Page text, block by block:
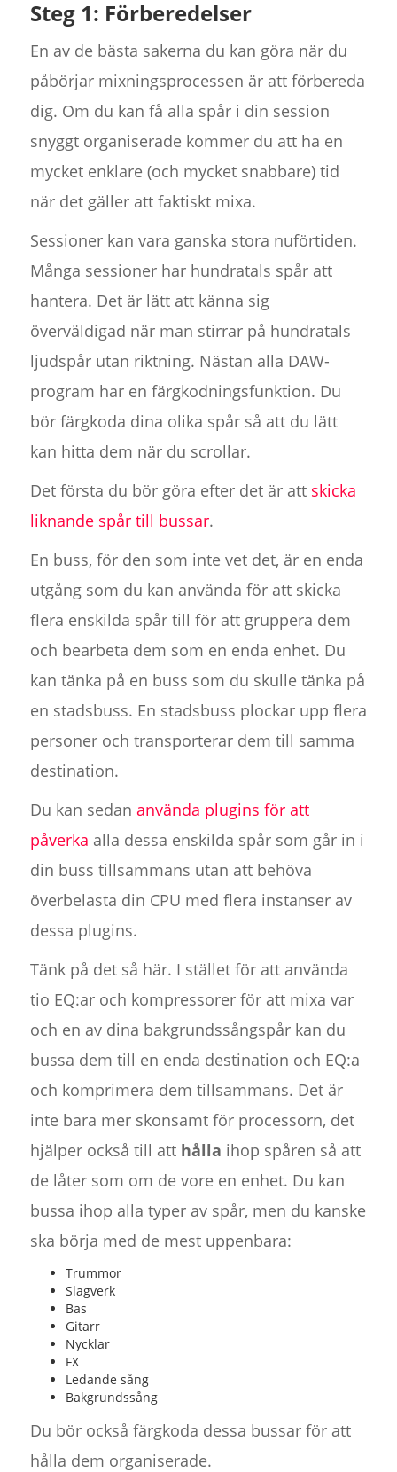
Steg 1: Förberedelser
En av de bästa sakerna du kan göra när du
påbörjar mixningsprocessen är att förbereda
dig. Om du kan få alla spår i din session
snyggt organiserade kommer du att ha en
mycket enklare (och mycket snabbare) tid
när det gäller att faktiskt mixa.
Sessioner kan vara ganska stora nuförtiden.
Många sessioner har hundratals spår att
hantera. Det är lätt att känna sig
överväldigad när man stirrar på hundratals
ljudspår utan riktning. Nästan alla DAW-
program har en färgkodningsfunktion. Du
bör färgkoda dina olika spår så att du lätt
kan hitta dem när du scrollar.
Det första du bör göra efter det är att skicka
liknande spår till bussar.
En buss, för den som inte vet det, är en enda
utgång som du kan använda för att skicka
flera enskilda spår till för att gruppera dem
och bearbeta dem som en enda enhet. Du
kan tänka på en buss som du skulle tänka på
en stadsbuss. En stadsbuss plockar upp flera
personer och transporterar dem till samma
destination.
Du kan sedan använda plugins för att
påverka alla dessa enskilda spår som går in i
din buss tillsammans utan att behöva
överbelasta din CPU med flera instanser av
dessa plugins.
Tänk på det så här. I stället för att använda
tio EQ:ar och kompressorer för att mixa var
och en av dina bakgrundssångspår kan du
bussa dem till en enda destination och EQ:a
och komprimera dem tillsammans. Det är
inte bara mer skonsamt för processorn, det
hjälper också till att hålla ihop spåren så att
de låter som om de vore en enhet. Du kan
bussa ihop alla typer av spår, men du kanske
ska börja med de mest uppenbara:
Trummor
Slagverk
Bas
Gitarr
Nycklar
FX
Ledande sång
Bakgrundssång
Du bör också färgkoda dessa bussar för att
hålla dem organiserade.